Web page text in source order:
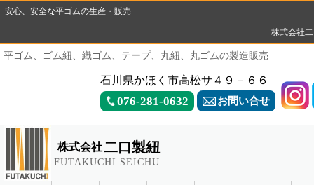
安心、安全な平ゴムの生産・販売
株式会社
平ゴム、ゴム紐、織ゴム、テープ、丸紐、丸ゴムの製造販売
石川県かほく市高松サ４９－６６
076-281-0632 お問い合せ
株式会社二口製紐
FUTAKUCHI SEICHU